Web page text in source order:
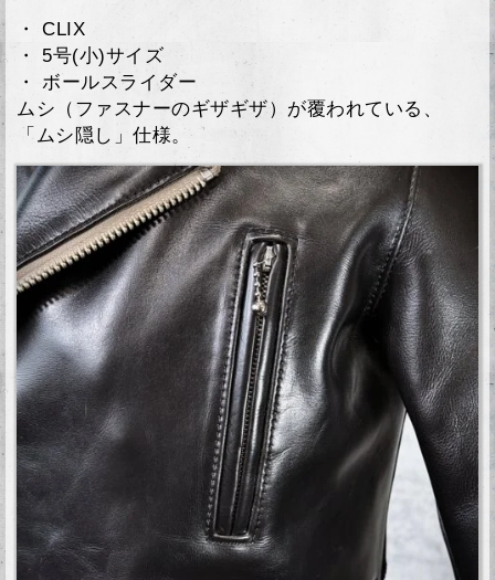
・ CLIX
・ 5号(小)サイズ
・ ボールスライダー
ムシ（ファスナーのギザギザ）が覆われている、
「ムシ隠し」仕様。